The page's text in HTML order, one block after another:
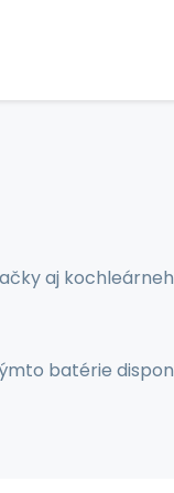
aj
batérie